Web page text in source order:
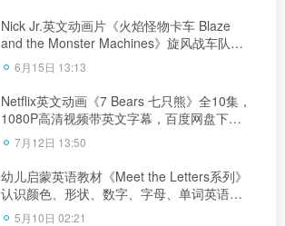
Nick Jr.英文动画片《火焰怪物卡车 Blaze
and the Monster Machines》旋风战车队全9
季共173集，1080P高清视频带英文字幕，百
度网盘下载！
6月15日 13:13
Netflix英文动画《7 Bears 七只熊》全10集，
1080P高清视频带英文字幕，百度网盘下
载！
7月12日 13:50
幼儿启蒙英语教材《Meet the Letters系列》
认识颜色、形状、数字、字母、单词英语动
画视频，全10集标清视频，百度网盘下载！
5月10日 02:21